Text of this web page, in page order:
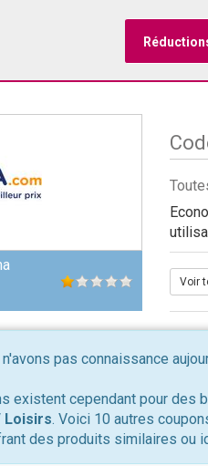
Voir
pas connaissance
existent cependant pour des
Loisirs. Voici 10 autres
des produits similaires ou